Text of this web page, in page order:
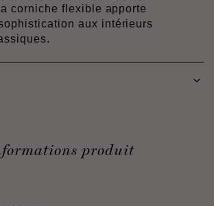
corniche flexible apporte
aux intérieurs
produit